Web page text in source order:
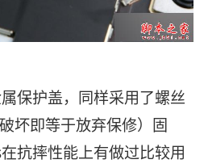
保护盖，同样采用了螺丝
坏即等于放弃保修）固
抗摔性能上有做过比较用